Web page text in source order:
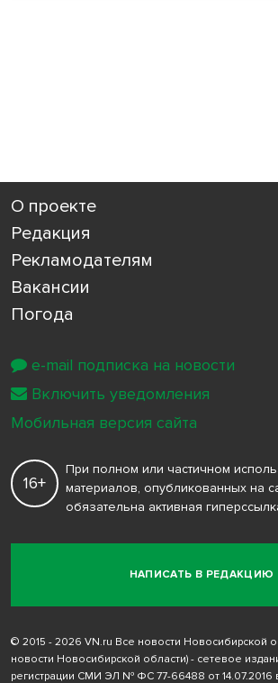
О проекте
Редакция
Рекламодателям
Вакансии
Погода
НАПИСАТЬ В РЕДАКЦИЮ
16+
При полном или частичном
материалов, опубликованных на
обязательна активная
© 2015 - 2026 VN.ru Все новости Новосибирской
новости Новосибирской области) - сетевое
регистрации СМИ ЭЛ № ФС 77-66488 от
e-mail подписка на новости
Включить уведомления
Мобильная версия сайта